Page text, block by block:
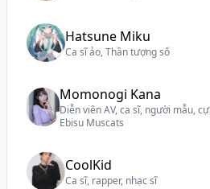
Hatsune Miku
Ca sĩ ảo, Thần tượng số
Momonogi Kana
Diễn viên AV, ca sĩ, người mẫu,
Ebisu Muscats
CoolKid
Ca sĩ, rapper, nhạc sĩ